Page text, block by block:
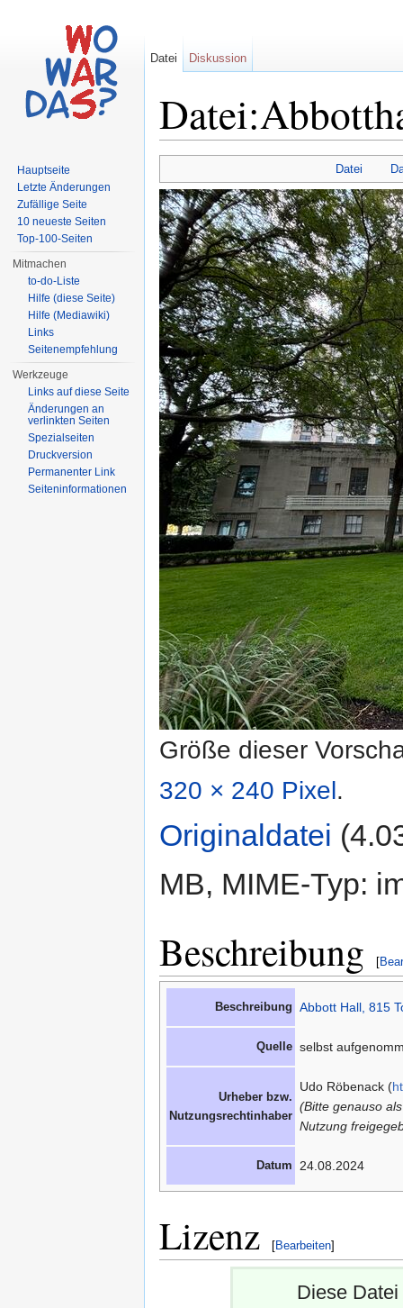
Datei
Größe dieser
320 × 240 Pixel.
Originaldatei
MB, MIME-Typ:
Beschreibung [
Beschreibung Abbott Hall, 815
Quelle selbst
Urheber bzw.
Nutzungsrechtinhaber
Udo Röbenack (
(Bitte genauso
Nutzung
Datum 24.08.2024
Lizenz [Bearbeiten]
Diese
Datei Diskussion
Hauptseite
Letzte Änderungen
Zufällige Seite
10 neueste Seiten
Top-100-Seiten
Mitmachen
to-do-Liste
Hilfe (diese Seite)
Hilfe (Mediawiki)
Links
Seitenempfehlung
Werkzeuge
Links auf diese Seite
Änderungen an
verlinkten Seiten
Spezialseiten
Druckversion
Permanenter Link
Seiteninformationen